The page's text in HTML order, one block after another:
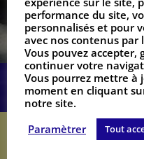
POURQUOI
performance du site,
personnalisés et pour
avec nos contenus par
Vous pouvez accepter,
continuer votre
Vous pourrez mettre
moment en cliquant
notre site.
Paramètrer
Tout